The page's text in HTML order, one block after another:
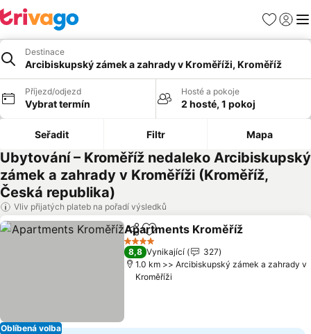
Oblíbené
Destinace
Arcibiskupský zámek a zahrady v Kroměříži, Kroměříž
Příjezd/odjezd
Vybrat termín
Hosté a pokoje
2 hosté, 1 pokoj
Seřadit Filtr Mapa
Ubytování – Kroměříž nedaleko Arcibiskupský
zámek a zahrady v Kroměříži (Kroměříž,
Česká republika)
Vliv přijatých plateb na pořadí výsledků
Oblíbená volba
SdíletPřidat na seznam oblíbených
Apartments Kroměříž
4 Počet hvězdiček
8,8 Vynikající
327
1.0 km >> Arcibiskupský zámek a zahrady v
Kroměříži